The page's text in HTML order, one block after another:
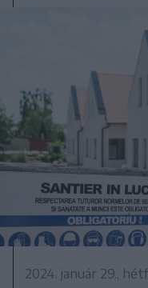
2024. január 29.,